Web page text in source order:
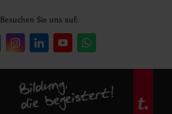
Besuchen Sie uns auf: